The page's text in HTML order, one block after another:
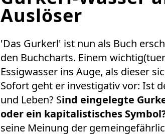
Auslöser
'Das Gurkerl' ist nun als Buch
den Buchcharts. Einem
Essigwasser ins Auge, als dieser
Sofort geht er investigativ vor: Ist
und Leben? Sind eingelegte
oder ein kapitalistisches
seine Meinung der